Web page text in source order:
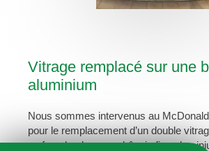
Vitrage remplacé sur une
aluminium
Nous sommes intervenus au
pour le remplacement d’un double
en façade, dans un châssis fixe